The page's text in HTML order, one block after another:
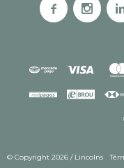
 
© Copyright 2026 / Lincolns